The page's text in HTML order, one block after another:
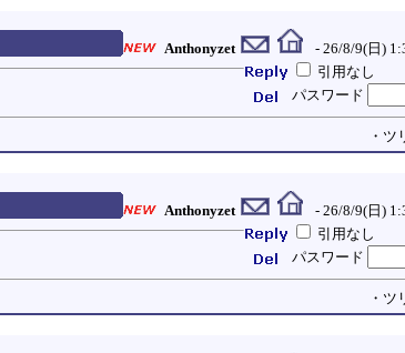
Anthonyzet
- 26/8/9(日)
引用なし
パスワード
・ツ
Anthonyzet
- 26/8/9(日)
引用なし
パスワード
・ツ